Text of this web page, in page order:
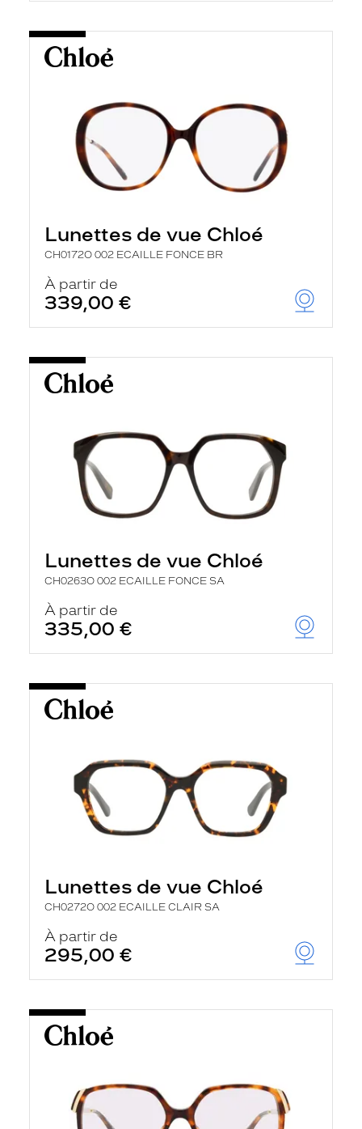
Lunettes de vue Chloé
CH0172O 002 ECAILLE FONCE BR
À partir de
339,00 €
Lunettes de vue Chloé
CH0263O 002 ECAILLE FONCE SA
À partir de
335,00 €
Lunettes de vue Chloé
CH0272O 002 ECAILLE CLAIR SA
À partir de
295,00 €